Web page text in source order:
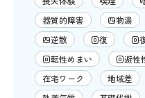
器質的障害
四物湯
四逆散
回復 回
回転性めまい
回避性
在宅ワーク
地域差